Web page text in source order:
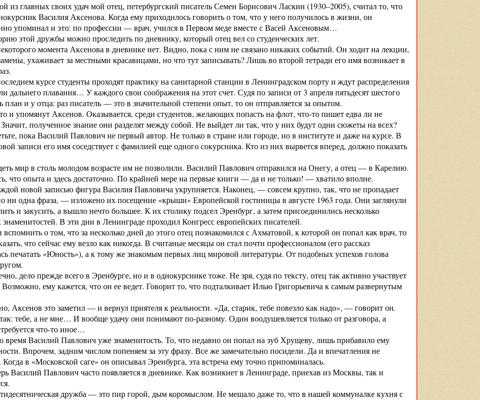
из главных своих удач мой отец, петербургский писатель Семен Борисович Ласкин (1930–2005), считал то, что
Василия Аксенова. Когда ему приходилось говорить о том, что у него получилось в жизни, он
упоминал и это: по профессии — врач, учился в Первом меде вместе с Васей Аксеновым…
этой дружбы можно проследить по дневнику, который отец вел со студенческих лет.
момента Аксенова в дневнике нет. Видно, пока с ним не связано никаких событий. Он ходит на лекции,
ухаживает за мест­ными красавицами, но что тут записывать? Лишь во второй тетради его имя возникает в
курсе студенты проходят практику на санитарной станции в Ленинградском порту и ждут распределения
дальнего плавания… У каждого свои соображения на этот счет. Судя по записи от 3 апреля пятьдесят шестого
план и у отца: раз писатель — это в значительной степени опыт, то он отправляется за опытом.
и упомянут Аксенов. Оказывается, среди студентов, желающих попасть на флот, что-то пишет едва ли не
полученное знание они разделят между собой. Не выйдет ли так, что у них будут одни сюжеты на всех?
пока Василий Павлович не первый автор. Не только в стране или городе, но в институте и даже на курсе. В
записи его имя соседствует с фамилией еще одного сокурсника. Кто из них вырвется вперед, должно показать
мир в столь молодом возрасте им не позволили. Василий Павлович отправился на Онегу, а отец — в Карелию.
что опыта и здесь достаточно. По крайней мере на первые книги — да и не только! — хватило вполне.
новой записью фигура Василия Павловича укрупняется. Наконец, — совсем крупно, так, что не пропадает
ни одна фраза, — изложено их посещение «крыши» Европейской гостиницы в августе 1963 года. Они заглянули
и закусить, а вышло нечто большее. К их столику подсел Эренбург, а затем присоединились несколько
В эти дни в Ленинграде проходил Конгресс европейских писателей.
вспомнить о том, что за несколько дней до этого отец познакомился с Ахматовой, к которой он попал как врач, то
что сейчас ему везло как никогда. В считаные месяцы он стал почти профессионалом (его рассказ
печатать «Юность»), а к тому же знакомым первых лиц мировой литературы. От подобных успехов голова
дело прежде всего в Эренбурге, но и в однокурснике тоже. Не зря, судя по тексту, отец так активно участвует
Возможно, ему кажется, что он ее ведет. Говорит то, что подталкивает Илью Григорьевича к самым развернутым
Аксенов это заметил — и вернул приятеля к реальности. «Да, старик, тебе повезло как надо», — говорит он.
тебе, а не мне… И вообще удачу они понимают по-разному. Один воодушевляется только от разговора, а
что-то иное…
время Василий Павлович уже знаменитость. То, что недавно он попал на зуб Хрущеву, лишь прибавило ему
Впрочем, задним числом попеняем за эту фразу. Все же замечательно посидели. Да и впечатления не
в «Московской саге» он описывал Эренбурга, эта встреча ему точно припоминалась.
Василий Павлович часто появляется в дневнике. Как возникнет в Ленинграде, приехав из Москвы, так и
дружба — это пир горой, дым коромыслом. Не мешало даже то, что в нашей коммуналке кухня с